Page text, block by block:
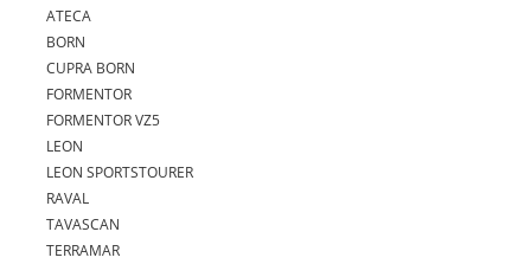
ATECA
BORN
CUPRA BORN
FORMENTOR
FORMENTOR VZ5
LEON
LEON SPORTSTOURER
RAVAL
TAVASCAN
TERRAMAR